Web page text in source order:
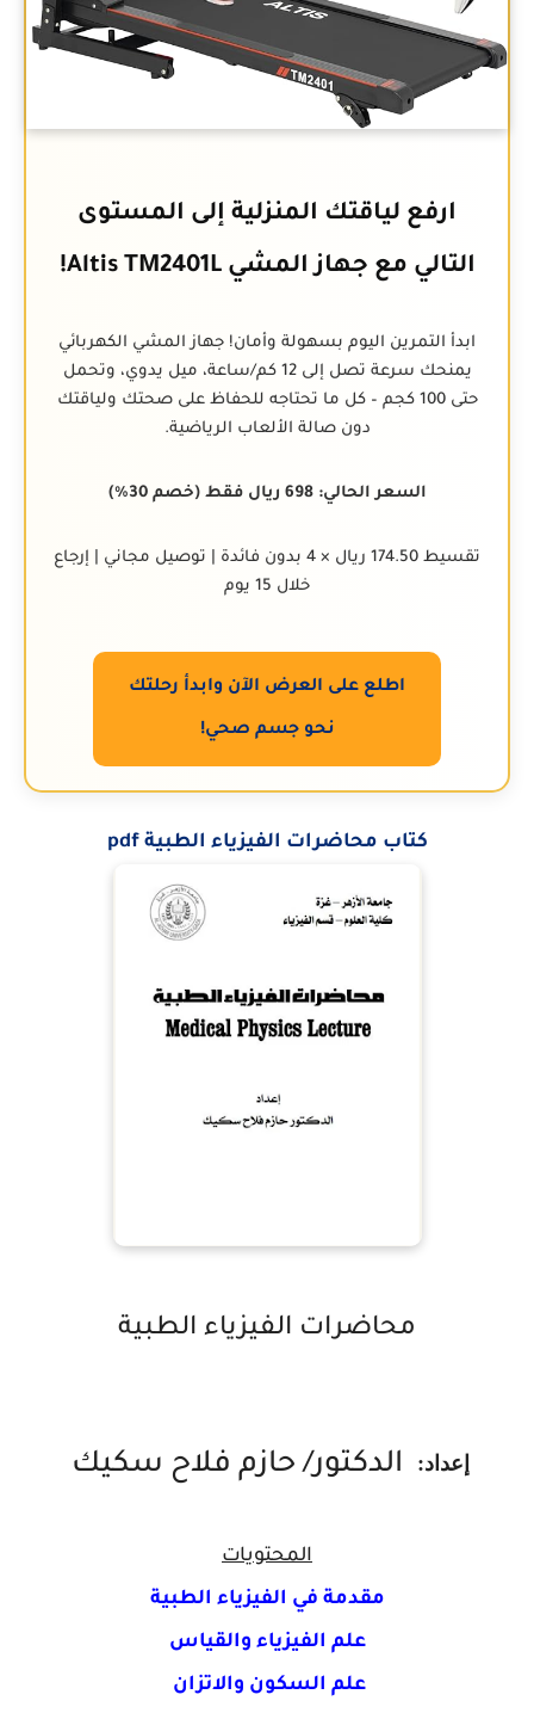
ارفع لياقتك المنزلية إلى المستوى
التالي مع جهاز المشي Altis TM2401L!
ابدأ التمرين اليوم بسهولة وأمان! جهاز المشي الكهربائي
يمنحك سرعة تصل إلى 12 كم/ساعة، ميل يدوي، وتحمل
حتى 100 كجم – كل ما تحتاجه للحفاظ على صحتك ولياقتك
دون صالة الألعاب الرياضية.
السعر الحالي: 698 ريال فقط (خصم 30%)
تقسيط 174.50 ريال × 4 بدون فائدة | توصيل مجاني | إرجاع
خلال 15 يوم
اطلع على العرض الآن وابدأ رحلتك
نحو جسم صحي!
كتاب محاضرات الفيزياء الطبية pdf
محاضرات الفيزياء الطبية
إعداد: الدكتور/ حازم فلاح سكيك
المحتويات
مقدمة في الفيزياء الطبية
علم الفيزياء والقياس
علم السكون والاتزان